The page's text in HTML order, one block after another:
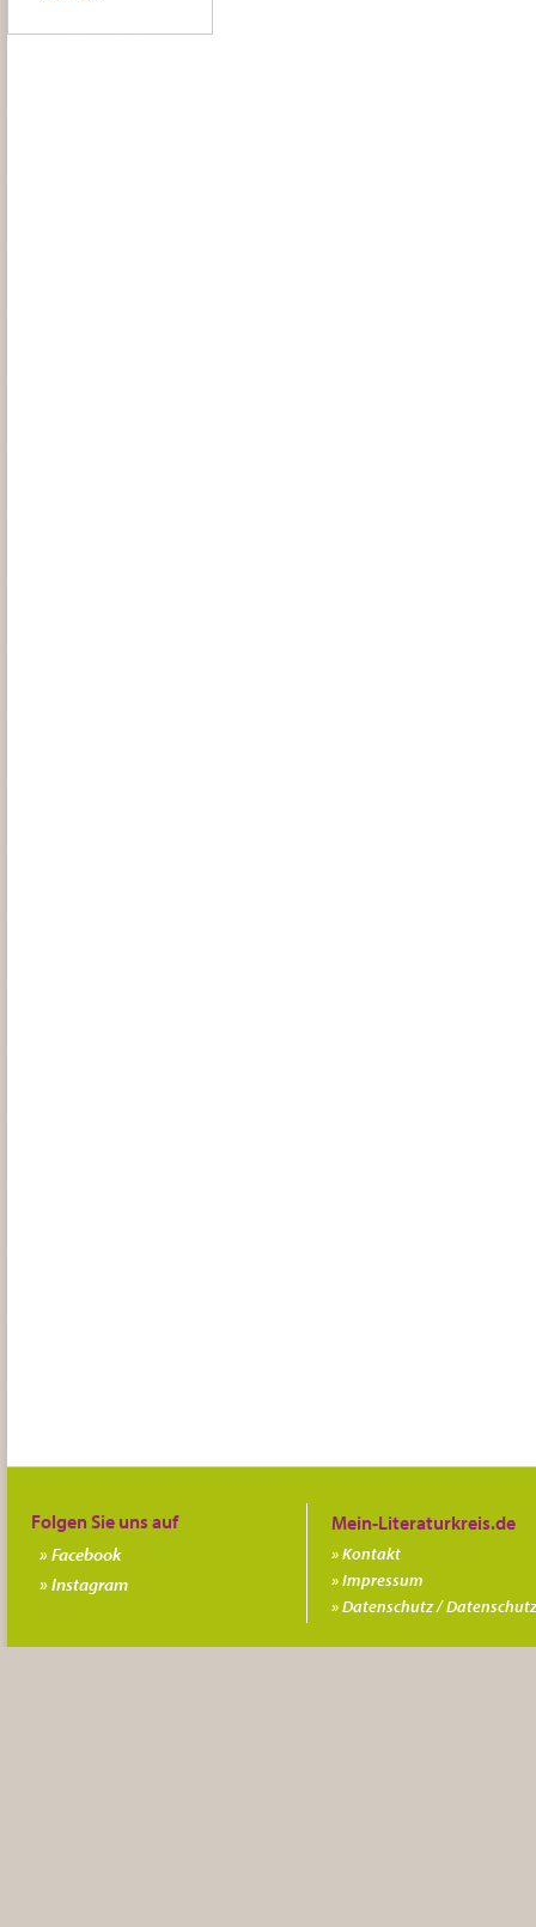
Kontakt
Impressum
Datenschutz /
Folgen Sie uns auf
Facebook
Instagram